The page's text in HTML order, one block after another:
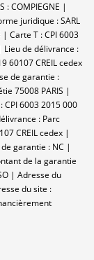
: COMPIEGNE |
juridique : SARL
| Carte T : CPI 6003
de délivrance :
60107 CREIL cedex
de garantie :
75008 PARIS |
6003 2015 000
: Parc
CREIL cedex |
garantie : NC |
de la garantie
| Adresse du
du site :